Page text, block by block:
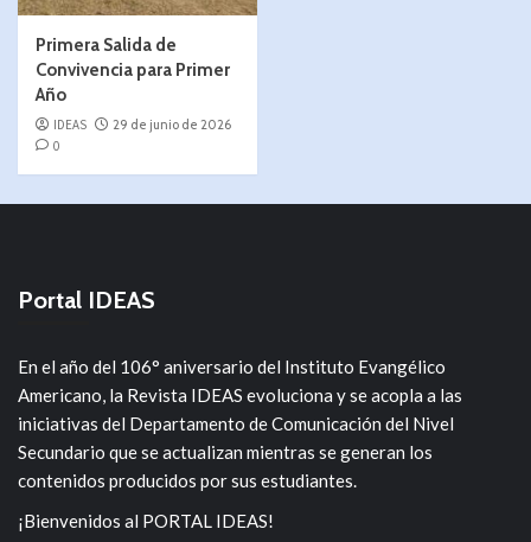
Primera Salida de
Convivencia para Primer
Año
IDEAS
29 de junio de 2026
0
Portal IDEAS
En el año del 106° aniversario del Instituto Evangélico
Americano, la Revista IDEAS evoluciona y se acopla a las
iniciativas del Departamento de Comunicación del Nivel
Secundario que se actualizan mientras se generan los
contenidos producidos por sus estudiantes.
¡Bienvenidos al PORTAL IDEAS!